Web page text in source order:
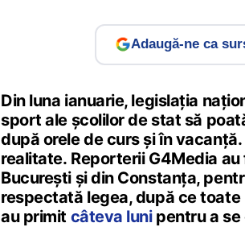
Adaugă-ne ca
Din luna ianuarie, legislația
sport ale școlilor de stat să
după orele de curs și în
realitate. Reporterii G4Media
București și din Constanța,
respectată legea, după ce
au primit câteva lunipentru a se